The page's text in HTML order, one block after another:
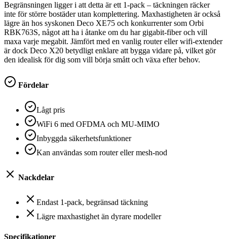
Begränsningen ligger i att detta är ett 1-pack – täckningen räcker
inte för större bostäder utan komplettering. Maxhastigheten är också
lägre än hos syskonen Deco XE75 och konkurrenter som Orbi
RBK763S, något att ha i åtanke om du har gigabit-fiber och vill
maxa varje megabit. Jämfört med en vanlig router eller wifi-extender
är dock Deco X20 betydligt enklare att bygga vidare på, vilket gör
den idealisk för dig som vill börja smått och växa efter behov.
Fördelar
Lågt pris
WiFi 6 med OFDMA och MU-MIMO
Inbyggda säkerhetsfunktioner
Kan användas som router eller mesh-nod
Nackdelar
Endast 1-pack, begränsad täckning
Lägre maxhastighet än dyrare modeller
Specifikationer